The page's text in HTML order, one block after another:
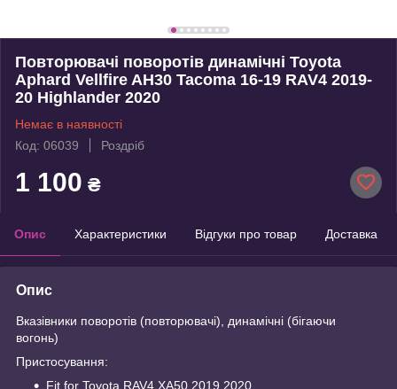
Повторювачі поворотів динамічні Toyota
Aphard Vellfire AH30 Tacoma 16-19 RAV4 2019-
20 Highlander 2020
Немає в наявності
Код: 06039
Роздріб
1 100 ₴
Опис Характеристики Відгуки про товар Доставка
Опис
Вказівники поворотів (повторювачі), динамічні (бігаючи
вогонь)
Пристосування:
Fit for Toyota RAV4 XA50 2019 2020